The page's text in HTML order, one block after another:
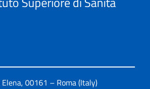
00161 – Roma (Italy)